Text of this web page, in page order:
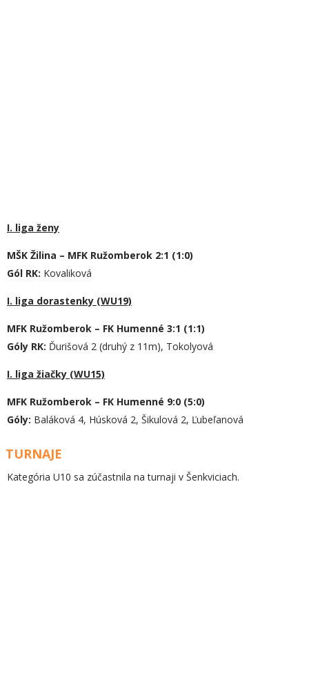
I. liga ženy
MŠK Žilina – MFK Ružomberok 2:1 (1:0)
Gól RK: Kovaliková
I. liga dorastenky (WU19)
MFK Ružomberok – FK Humenné 3:1 (1:1)
Góly RK: Ďurišová 2 (druhý z 11m), Tokolyová
I. liga žiačky (WU15)
MFK Ružomberok – FK Humenné 9:0 (5:0)
Góly: Baláková 4, Húsková 2, Šikulová 2, Ľubeľanová
TURNAJE
Kategória U10 sa zúčastnila na turnaji v Šenkviciach.